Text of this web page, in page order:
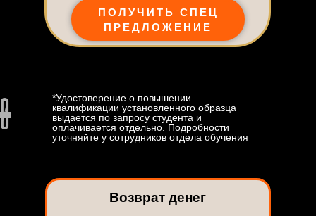
Возврат денег
ПОЛУЧИТЬ СПЕЦ
ПРЕДЛОЖЕНИЕ
*Удостоверение о повышении
квалификации установленного образца
выдается по запросу студента и
оплачивается отдельно. Подробности
уточняйте у сотрудников отдела обучения